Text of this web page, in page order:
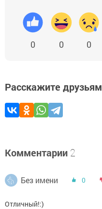
0 0 0
Расскажите друзьям
Комментарии 2
Без имени 0
Отличный!:)